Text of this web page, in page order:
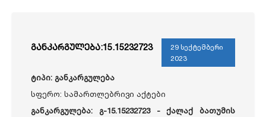
განკარგულება:15.15232723
29 სექტემბერი
2023
ტიპი: განკარგულება
სფერო: სამართლებრივი აქტები
განკარგულება: გ-15.15232723 -ქალაქ ბათუმის